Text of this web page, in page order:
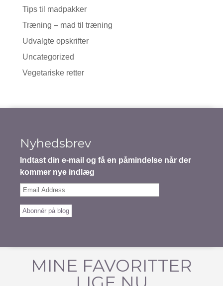
Tips til madpakker
Træning – mad til træning
Udvalgte opskrifter
Uncategorized
Vegetariske retter
Nyhedsbrev
Indtast din e-mail og få en påmindelse når der
kommer nye indlæg
Email
Abonnér på blog
MINE FAVORITTER